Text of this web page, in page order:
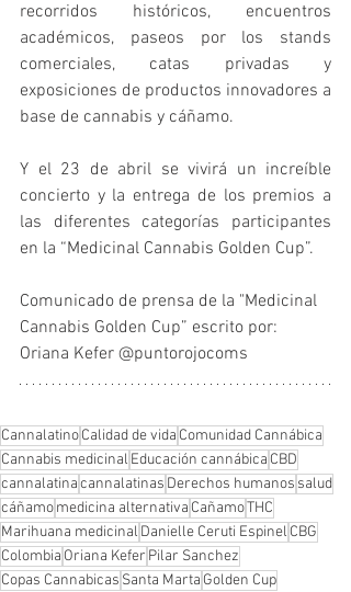
recorridos históricos, encuentros
académicos, paseos por los stands
comerciales, catas privadas y
exposiciones de productos innovadores a
base de cannabis y cáñamo.
Y el 23 de abril se vivirá un increíble
concierto y la entrega de los premios a
las diferentes categorías participantes
en la “Medicinal Cannabis Golden Cup”.
Comunicado de prensa de la "Medicinal
Cannabis Golden Cup” escrito por:
Oriana Kefer @puntorojocoms
CannalatinoCalidad de vida Comunidad Cannábica
Cannabis medicinal Educación cannábica CBD
cannalatinacannalatinas Derechos humanos salud
cáñamomedicina alternativa CañamoTHC
Marihuana medicinal Danielle Ceruti Espinel CBG
Colombia Oriana Kefer Pilar Sanchez
Copas Cannabicas Santa Marta Golden Cup